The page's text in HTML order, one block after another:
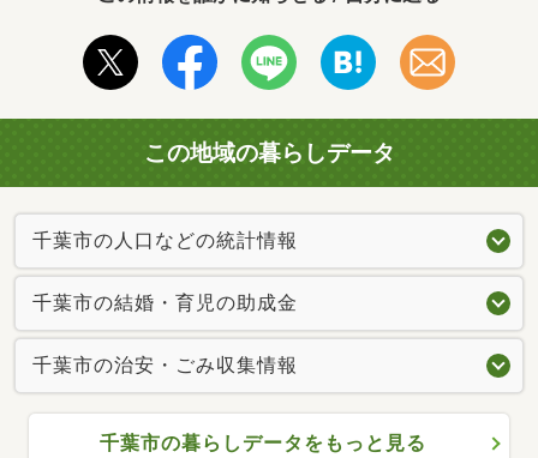
この地域の暮らしデータ
千葉市の人口などの統計情報
千葉市の結婚・育児の助成金
千葉市の治安・ごみ収集情報
千葉市の暮らしデータをもっと見る